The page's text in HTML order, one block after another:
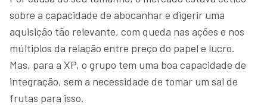
sobre a capacidade de abocanhar e digerir uma
aquisição tão relevante, com queda nas ações e nos
múltiplos da relação entre preço do papel e lucro.
Mas, para a XP, o grupo tem uma boa capacidade de
integração, sem a necessidade de tomar um sal de
frutas para isso.